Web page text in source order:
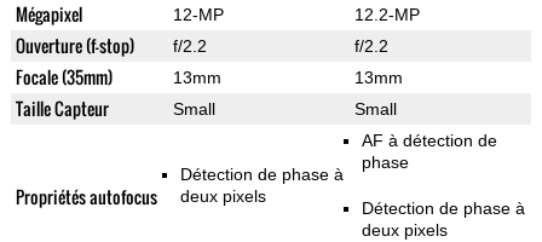
Mégapixel 12-MP 12.2-MP
Ouverture (f-stop) f/2.2 f/2.2
Focale (35mm) 13mm 13mm
Taille Capteur Small Small
Propriétés autofocus
Détection de phase à
deux pixels
AF à détection de
phase
Détection de phase à
deux pixels